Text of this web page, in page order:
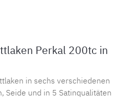
Perkal 200tc in
in sechs verschiedenen
Seide und in 5 Satinqualitäten